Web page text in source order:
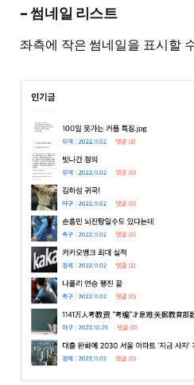
– 썸네일 리스트
좌측에 작은 썸네일을 표시할